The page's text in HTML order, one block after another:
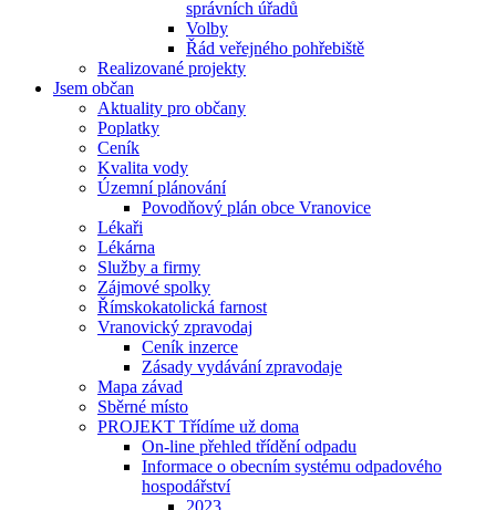
správních úřadů
Volby
Řád veřejného pohřebiště
Realizované projekty
Jsem občan
Aktuality pro občany
Poplatky
Ceník
Kvalita vody
Územní plánování
Povodňový plán obce Vranovice
Lékaři
Lékárna
Služby a firmy
Zájmové spolky
Římskokatolická farnost
Vranovický zpravodaj
Ceník inzerce
Zásady vydávání zpravodaje
Mapa závad
Sběrné místo
PROJEKT Třídíme už doma
On-line přehled třídění odpadu
Informace o obecním systému odpadového
hospodářství
2023